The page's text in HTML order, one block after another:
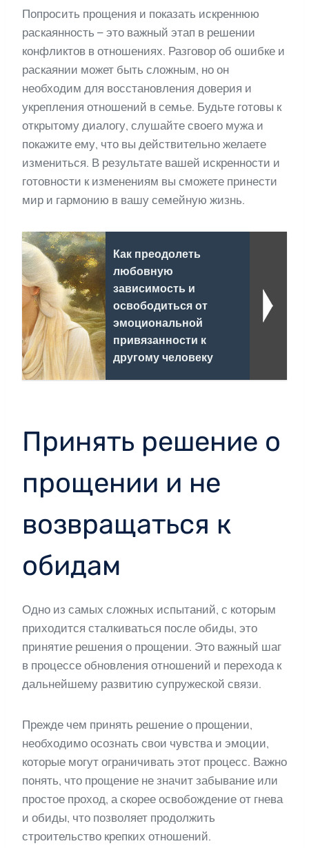
Попросить прощения и показать искреннюю
раскаянность – это важный этап в решении
конфликтов в отношениях. Разговор об ошибке и
раскаянии может быть сложным, но он
необходим для восстановления доверия и
укрепления отношений в семье. Будьте готовы к
открытому диалогу, слушайте своего мужа и
покажите ему, что вы действительно желаете
измениться. В результате вашей искренности и
готовности к изменениям вы сможете принести
мир и гармонию в вашу семейную жизнь.
Как преодолеть
любовную
зависимость и
освободиться от
эмоциональной
привязанности к
другому человеку
Принять решение о
прощении и не
возвращаться к
обидам
Одно из самых сложных испытаний, с которым
приходится сталкиваться после обиды, это
принятие решения о прощении. Это важный шаг
в процессе обновления отношений и перехода к
дальнейшему развитию супружеской связи.
Прежде чем принять решение о прощении,
необходимо осознать свои чувства и эмоции,
которые могут ограничивать этот процесс. Важно
понять, что прощение не значит забывание или
простое проход, а скорее освобождение от гнева
и обиды, что позволяет продолжить
строительство крепких отношений.